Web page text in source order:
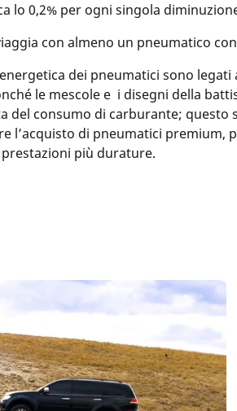
lo 0,2% per ogni singola
con almeno un pneumatico
dei pneumatici sono
le mescole e i disegni della
consumo di carburante; questo
l’acquisto di pneumatici premium,
più durature.